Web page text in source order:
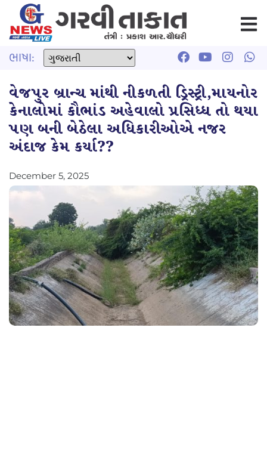
ભાષા:
વેજપુર બ્રાન્ચ માંથી નીકળતી ડ્રિસ્ટ્રી,માયનોર
કેનાલોમાં કૌભાંડ અહેવાલો પ્રસિધ્ધ તો થયા
પણ બની બેઠેલા અધિકારીઓએ નજર
અંદાજ કેમ કર્યા??
December 5, 2025